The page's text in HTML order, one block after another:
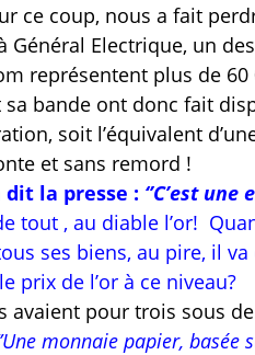
ce coup, nous a fait
à Général Electrique, un
représentent plus de
sa bande ont donc fait
soit l’équivalent
et sans remord !
dit la presse : ‘’C’est
tout , au diable l’or!
ses biens, au pire, il va
prix de l’or à ce niveau?
avaient pour trois sous
monnaie papier,